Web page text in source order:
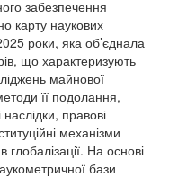
забезпечення
карту наукових
роки, яка об’єднала
що характеризують
майнової
її подолання,
правові
механізми
На основі
бази